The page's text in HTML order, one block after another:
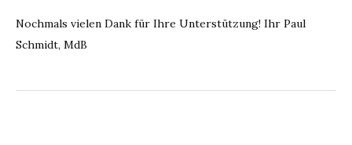
Nochmals vielen Dank für Ihre Unterstützung! Ihr Paul
Schmidt, MdB